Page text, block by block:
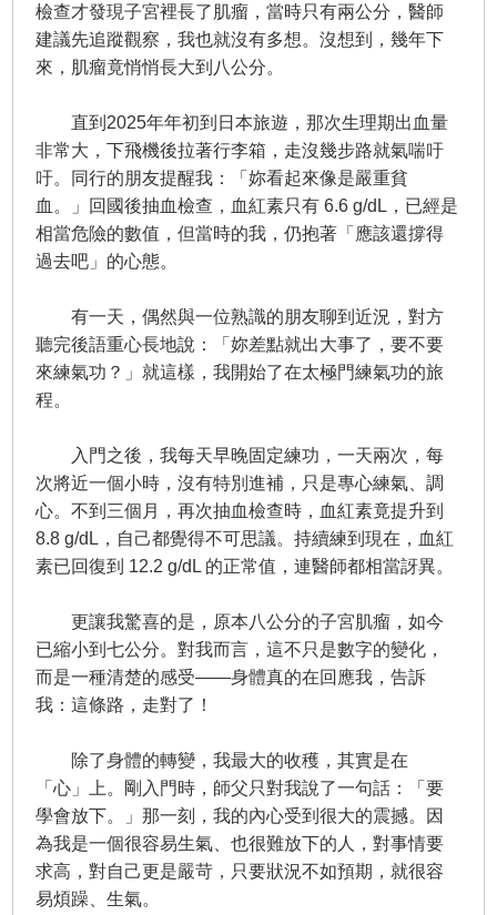
檢查才發現子宮裡長了肌瘤，當時只有兩公分，醫師
建議先追蹤觀察，我也就沒有多想。沒想到，幾年下
來，肌瘤竟悄悄長大到八公分。
直到2025年年初到日本旅遊，那次生理期出血量
非常大，下飛機後拉著行李箱，走沒幾步路就氣喘吁
吁。同行的朋友提醒我：「妳看起來像是嚴重貧
血。」回國後抽血檢查，血紅素只有 6.6 g/dL，已經是
相當危險的數值，但當時的我，仍抱著「應該還撐得
過去吧」的心態。
有一天，偶然與一位熟識的朋友聊到近況，對方
聽完後語重心長地說：「妳差點就出大事了，要不要
來練氣功？」就這樣，我開始了在太極門練氣功的旅
程。
入門之後，我每天早晚固定練功，一天兩次，每
次將近一個小時，沒有特別進補，只是專心練氣、調
心。不到三個月，再次抽血檢查時，血紅素竟提升到
8.8 g/dL，自己都覺得不可思議。持續練到現在，血紅
素已回復到 12.2 g/dL 的正常值，連醫師都相當訝異。
更讓我驚喜的是，原本八公分的子宮肌瘤，如今
已縮小到七公分。對我而言，這不只是數字的變化，
而是一種清楚的感受——身體真的在回應我，告訴
我：這條路，走對了！
除了身體的轉變，我最大的收穫，其實是在
「心」上。剛入門時，師父只對我說了一句話：「要
學會放下。」那一刻，我的內心受到很大的震撼。因
為我是一個很容易生氣、也很難放下的人，對事情要
求高，對自己更是嚴苛，只要狀況不如預期，就很容
易煩躁、生氣。